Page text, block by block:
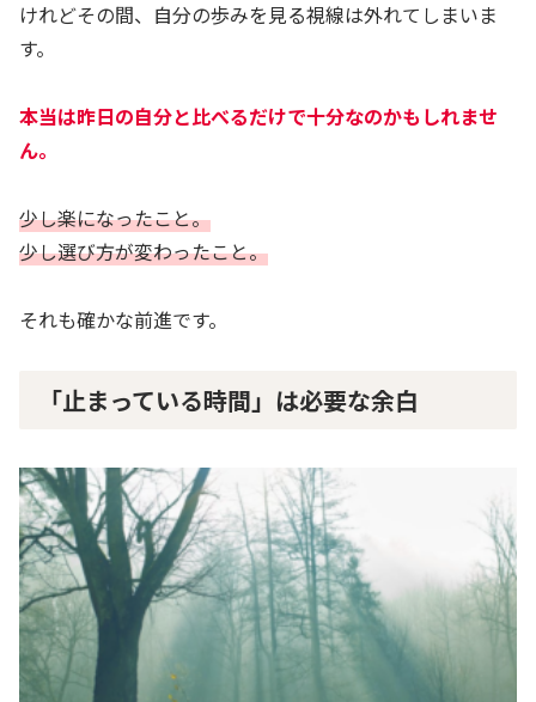
けれどその間、自分の歩みを見る視線は外れてしまいま
す。
本当は昨日の自分と比べるだけで十分なのかもしれませ
ん。
少し楽になったこと。
少し選び方が変わったこと。
それも確かな前進です。
「止まっている時間」は必要な余白